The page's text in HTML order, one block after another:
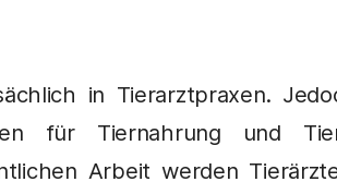
in Tierarztpraxen.
für Tiernahrung und
Arbeit werden